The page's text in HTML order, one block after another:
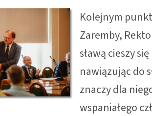
Kolejnym
Zaremby,
sławą cieszy
nawiązując do
znaczy dla
wspaniałego